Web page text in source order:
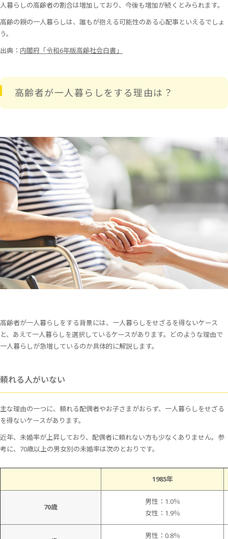
人暮らしの高齢者の割合は増加しており、今後も増加が続くとみられます。
高齢の親の一人暮らしは、誰もが抱える可能性のある心配事といえるでしょ
う。
出典： 内閣府「令和6年版高齢社会白書」
高齢者が一人暮らしをする理由は？
高齢者が一人暮らしをする背景には、一人暮らしをせざるを得ないケース
と、あえて一人暮らしを選択しているケースがあります。どのような理由で
一人暮らしが急増しているのか具体的に解説します。
頼れる人がいない
主な理由の一つに、頼れる配偶者やお子さまがおらず、一人暮らしをせざる
を得ないケースがあります。
近年、未婚率が上昇しており、配偶者に頼れない方も少なくありません。参
考に、70歳以上の男女別の未婚率は次のとおりです。
1985年
70歳
男性：1.0％
女性：1.9％
男性：0.8％